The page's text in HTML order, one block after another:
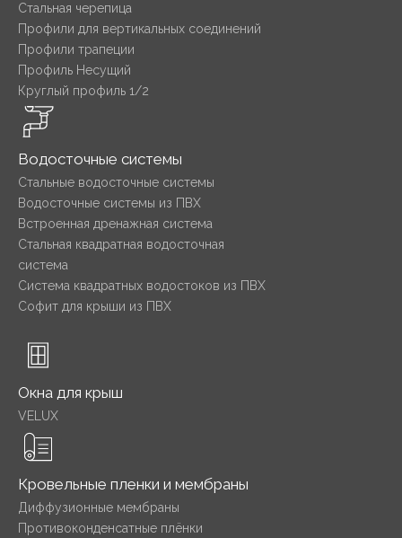
Стальная черепица
Профили для вертикальных соединений
Профили трапеции
Профиль Несущий
Круглый профиль 1/2
Водосточные системы
Стальные водосточные системы
Водосточные системы из ПВХ
Встроенная дренажная система
Стальная квадратная водосточная
система
Система квадратных водостоков из ПВХ
Софит для крыши из ПВХ
Окна для крыш
VELUX
Кровельные пленки и мембраны
Диффузионные мембраны
Противоконденсатные плёнки